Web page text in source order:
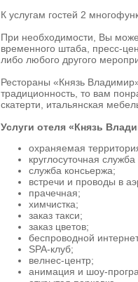
К услугам гостей 2
При необходимости, Вы
временного штаба, пресс-
либо любого другого
Рестораны «Князь
традиционность, то вам
скатерти, итальянская
Услуги отеля «Князь
охраняемая
круглосуточная
служба консьержа;
встречи и проводы в
прачечная;
химчистка;
заказ такси;
заказ цветов;
беспроводной
SPA-клуб;
велнес-центр;
анимация и шоу-